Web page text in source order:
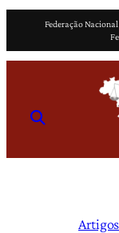
o
Federação
Artigos